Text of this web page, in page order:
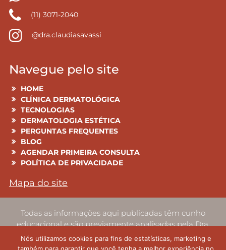
(11) 3071-2040
@dra.claudiasavassi
Navegue pelo site
HOME
CLÍNICA DERMATOLÓGICA
TECNOLOGIAS
DERMATOLOGIA ESTÉTICA
PERGUNTAS FREQUENTES
BLOG
AGENDAR PRIMEIRA CONSULTA
POLÍTICA DE PRIVACIDADE
Mapa do site
Todas as informações aqui publicadas têm cunho
educacional e são previamente analisadas pela Dra.
Claudia Savassi CRM 122 814
responsável pela clínica, e não podem ser
Nós utilizamos cookies para fins de estatísticas, marketing e